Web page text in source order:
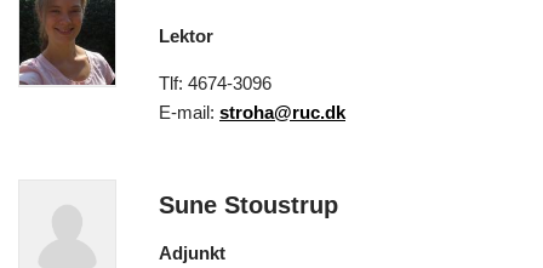
Lektor
Tlf: 4674-3096
E-mail: stroha@ruc.dk
Sune Stoustrup
Adjunkt